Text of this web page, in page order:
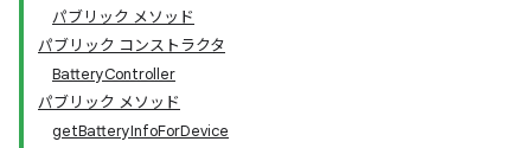
パブリック メソッド
パブリック コンストラクタ
BatteryController
パブリック メソッド
getBatteryInfoForDevice